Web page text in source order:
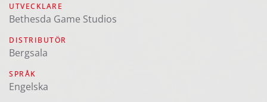
UTVECKLARE
Bethesda Game Studios
DISTRIBUTÖR
Bergsala
SPRÅK
engelska